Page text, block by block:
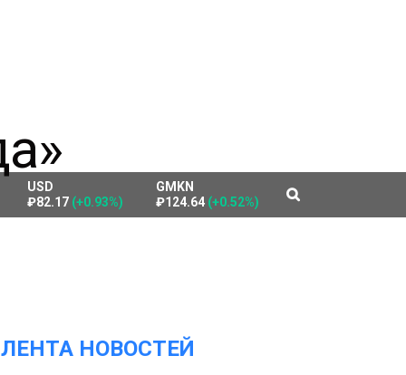
USD
₽82.17 (+0.93%)
GMKN
₽124.64 (+0.52%)
ЛЕНТА НОВОСТЕЙ